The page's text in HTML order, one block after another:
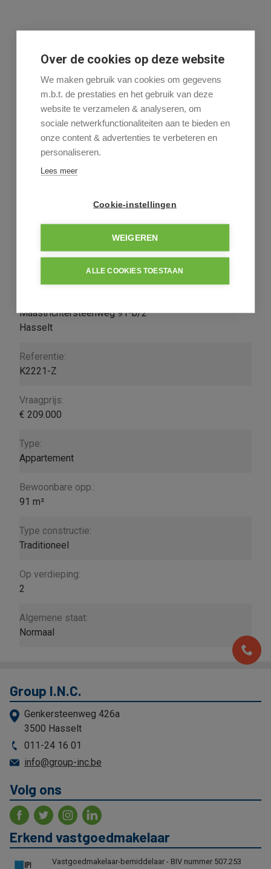
Deel dit pand
Rudy Hendrix
011-24 16 01
Indeling Comfort
Wettelijke gegevens Informatieaanvraag
Maastrichtersteenweg 91-b/2
Hasselt
Referentie:
K2221-Z
Vraagprijs:
€ 209.000
Type:
Appartement
Bewoonbare opp.:
91 m²
Type constructie:
Traditioneel
Op verdieping:
2
Algemene staat:
Normaal
Group I.N.C.
Genkersteenweg 426a
3500 Hasselt
011-24 16 01
info@group-inc.be
Volg ons
Erkend vastgoedmakelaar
Vastgoedmakelaar-bemiddelaar - BIV nummer 507.253
Over de cookies op deze website
We maken gebruik van cookies om gegevens
m.b.t. de prestaties en het gebruik van deze
website te verzamelen & analyseren, om
sociale netwerkfunctionaliteiten aan te bieden en
onze content & advertenties te verbeteren en
personaliseren.
Lees meer
Cookie-instellingen
WEIGEREN
ALLE COOKIES TOESTAAN